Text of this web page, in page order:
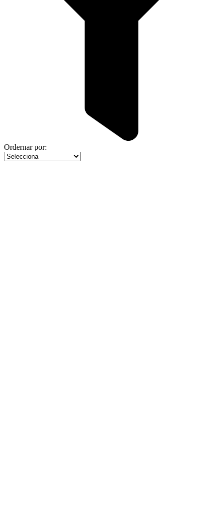
Ordernar por: